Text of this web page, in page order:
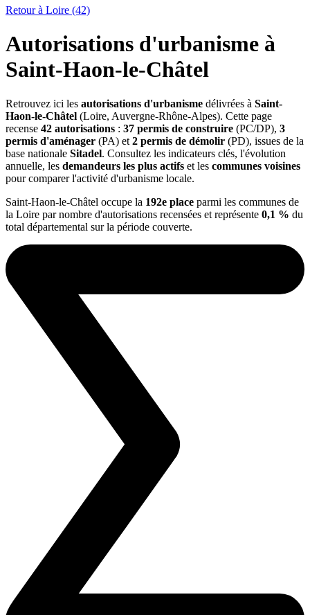
Retour à Loire (42)
Autorisations d'urbanisme à
Saint-Haon-le-Châtel
Retrouvez ici les autorisations d'urbanisme délivrées à Saint-
Haon-le-Châtel (Loire, Auvergne-Rhône-Alpes). Cette page
recense 42 autorisations : 37 permis de construire (PC/DP), 3
permis d'aménager (PA) et 2 permis de démolir (PD), issues de la
base nationale Sitadel. Consultez les indicateurs clés, l'évolution
annuelle, les demandeurs les plus actifs et les communes voisines
pour comparer l'activité d'urbanisme locale.
Saint-Haon-le-Châtel occupe la 192e place parmi les communes de
la Loire par nombre d'autorisations recensées et représente 0,1 % du
total départemental sur la période couverte.